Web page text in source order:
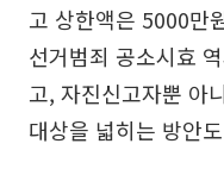
고 상한액은 5000만
선거범죄 공소시효
고, 자진신고자뿐 아
대상을 넓히는 방안